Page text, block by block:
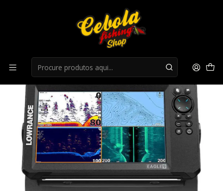
Lowrance Sonda Eagle 9 Tripleshot